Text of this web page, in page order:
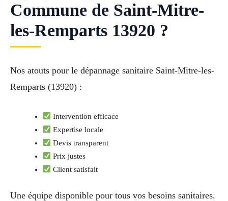
Commune de Saint-Mitre-
les-Remparts 13920 ?
Nos atouts pour le dépannage sanitaire Saint-Mitre-les-
Remparts (13920) :
Intervention efficace
Expertise locale
Devis transparent
Prix justes
Client satisfait
Une équipe disponible pour tous vos besoins sanitaires.